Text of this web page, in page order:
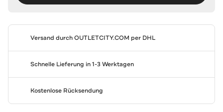
Versand durchOUTLETCITY.COM per DHL
Schnelle Lieferung in 1-3 Werktagen
Kostenlose Rücksendung